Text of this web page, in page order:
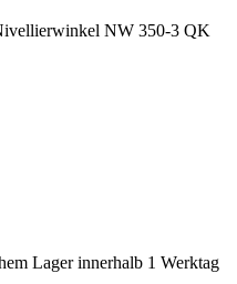
NW 350-3 QK
Lager innerhalb 1 Werktag